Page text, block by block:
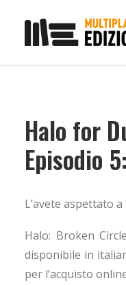
LIBRI
GUIDE STRATEGICHE
GADGET
CHI SIAMO
DOWNLOAD
Halo for
Episodio
L’avete aspettato
Halo: Broken
disponibile in
per l’acquisto